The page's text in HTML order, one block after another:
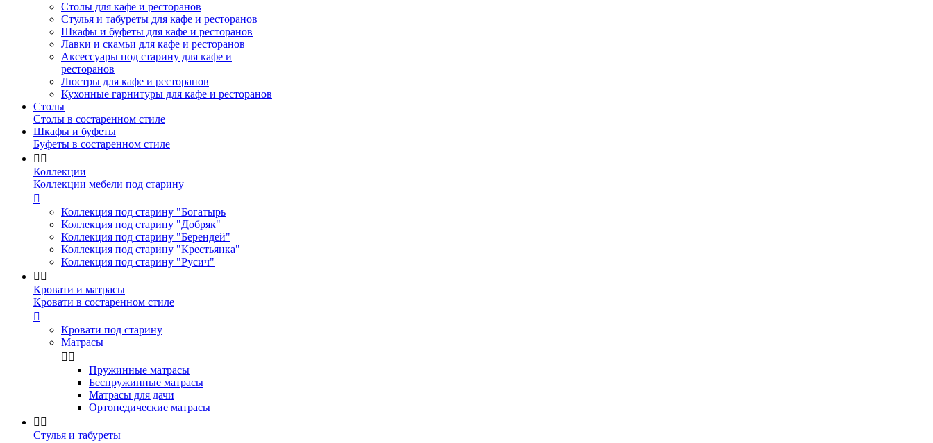
Столы для кафе и ресторанов
Стулья и табуреты для кафе и ресторанов
Шкафы и буфеты для кафе и ресторанов
Лавки и скамьи для кафе и ресторанов
Аксессуары под старину для кафе и
ресторанов
Люстры для кафе и ресторанов
Кухонные гарнитуры для кафе и ресторанов
Столы
Столы в состаренном стиле
Шкафы и буфеты
Буфеты в состаренном стиле
 
Коллекции
Коллекции мебели под старину

Коллекция под старину "Богатырь
Коллекция под старину "Добряк"
Коллекция под старину "Берендей"
Коллекция под старину "Крестьянка"
Коллекция под старину "Русич"
 
Кровати и матрасы
Кровати в состаренном стиле

Кровати под старину
Матрасы
 
Пружинные матрасы
Беспружинные матрасы
Матрасы для дачи
Ортопедические матрасы
 
Стулья и табуреты